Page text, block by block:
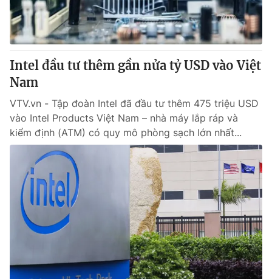
Intel đầu tư thêm gần nửa tỷ USD vào Việt
Nam
VTV.vn - Tập đoàn Intel đã đầu tư thêm 475 triệu USD
vào Intel Products Việt Nam – nhà máy lắp ráp và
kiểm định (ATM) có quy mô phòng sạch lớn nhất...